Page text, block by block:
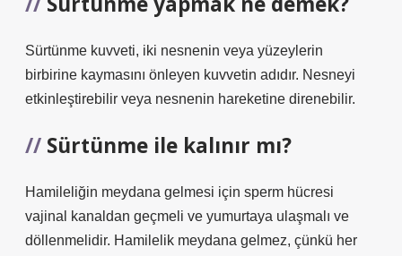
Sürtünme kuvveti, iki nesnenin veya yüzeylerin
birbirine kaymasını önleyen kuvvetin adıdır. Nesneyi
etkinleştirebilir veya nesnenin hareketine direnebilir.
Sürtünme ile kalınır mı?
Hamileliğin meydana gelmesi için sperm hücresi
vajinal kanaldan geçmeli ve yumurtaya ulaşmalı ve
döllenmelidir. Hamilelik meydana gelmez, çünkü her